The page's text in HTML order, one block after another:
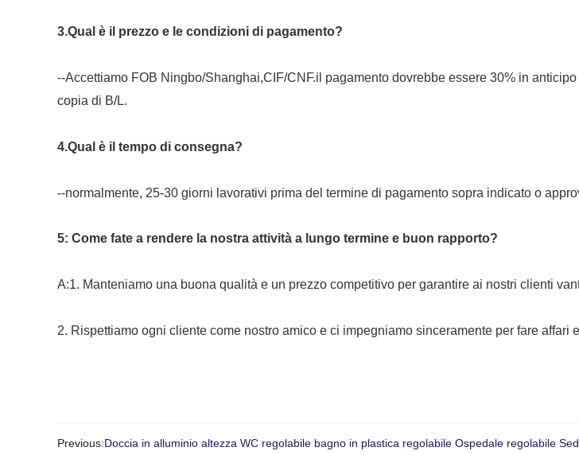
3.Qual è il prezzo e le condizioni di pagamento?
--Accettiamo FOB Ningbo/Shanghai,CIF/CNF.il pagamento dovrebbe essere 30% in
copia di B/L.
4.Qual è il tempo di consegna?
--normalmente, 25-30 giorni lavorativi prima del termine di pagamento sopra indicato o
5: Come fate a rendere la nostra attività a lungo termine e buon rapporto?
A:1. Manteniamo una buona qualità e un prezzo competitivo per garantire ai nostri clienti
2. Rispettiamo ogni cliente come nostro amico e ci impegniamo sinceramente per fare affari
Previous:Doccia in alluminio altezza WC regolabile bagno in plastica regolabile Ospedale regolabile